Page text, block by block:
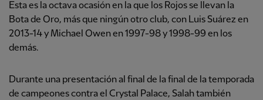
Esta es la octava ocasión en la que los Rojos se llevan la
Bota de Oro, más que ningún otro club, con Luis Suárez en
2013-14 y Michael Owen en 1997-98 y 1998-99 en los
demás.
Durante una presentación al final de la final de la temporada
de campeones contra el Crystal Palace, Salah también